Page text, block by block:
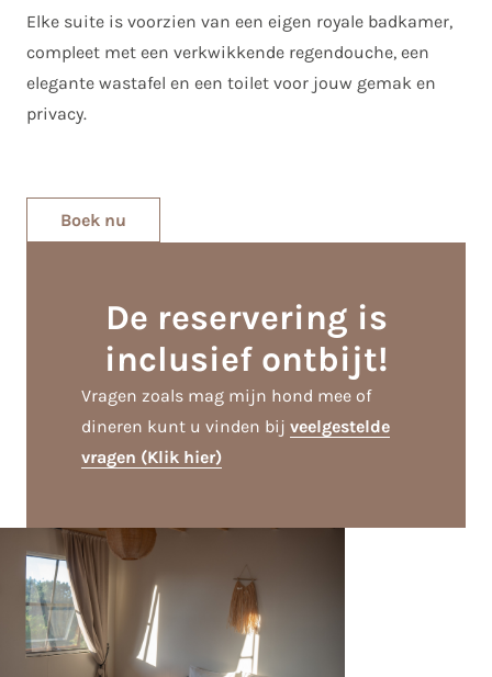
Elke suite is voorzien van een eigen royale badkamer,
compleet met een verkwikkende regendouche, een
elegante wastafel en een toilet voor jouw gemak en
privacy.
Boek nu
De reservering is
inclusief ontbijt!
Vragen zoals mag mijn hond mee of
dineren kunt u vinden bij veelgestelde
vragen (Klik hier)